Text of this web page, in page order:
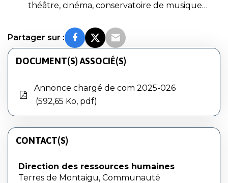
théâtre, cinéma, conservatoire de musique…
Partager sur :
DOCUMENT(S) ASSOCIÉ(S)
Annonce chargé de com 2025-026
592,65 Ko, pdf
CONTACT(S)
Direction des ressources humaines
Terres de Montaigu, Communauté